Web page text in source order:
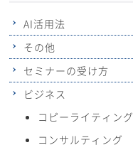
AI活用法
その他
セミナーの受け方
ビジネス
コピーライティング
コンサルティング